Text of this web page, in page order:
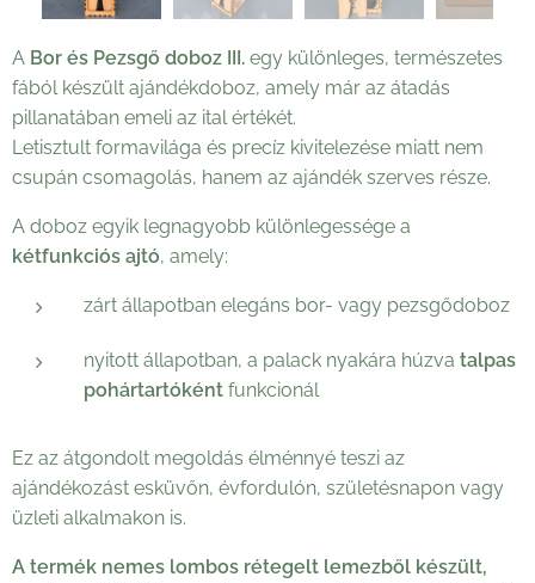
A Bor és Pezsgő doboz III. egy különleges, természetes
fából készült ajándékdoboz, amely már az átadás
pillanatában emeli az ital értékét.
Letisztult formavilága és precíz kivitelezése miatt nem
csupán csomagolás, hanem az ajándék szerves része.
A doboz egyik legnagyobb különlegessége a
kétfunkciós ajtó, amely:
zárt állapotban elegáns bor- vagy pezsgődoboz
nyitott állapotban, a palack nyakára húzva talpas
pohártartóként funkcionál
Ez az átgondolt megoldás élménnyé teszi az
ajándékozást esküvőn, évfordulón, születésnapon vagy
üzleti alkalmakon is.
A termék nemes lombos rétegelt lemezből készült,